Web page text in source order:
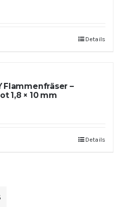
Details
Flammenfräser –
1,8 × 10 mm
Details